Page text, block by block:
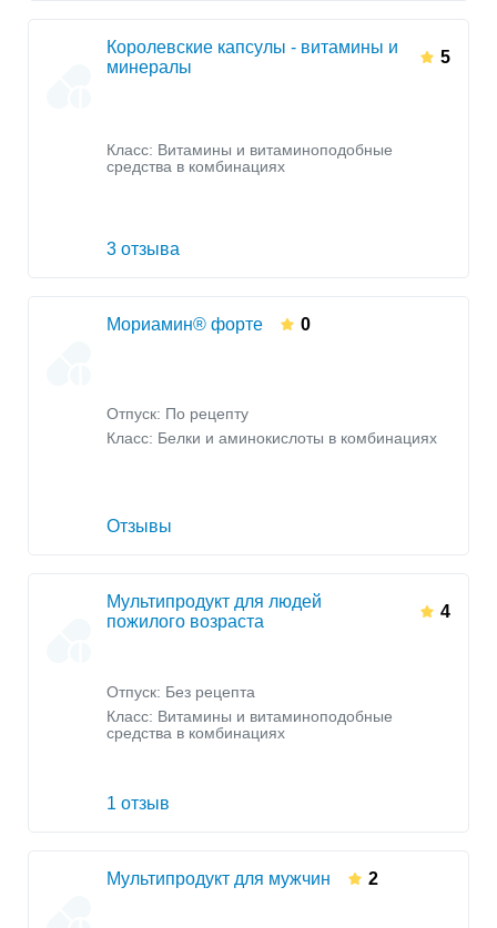
Королевские капсулы - витамины и
минералы
5
Класс: Витамины и витаминоподобные
средства в комбинациях
3 отзыва
Мориамин® форте 0
Отпуск: По рецепту
Класс: Белки и аминокислоты в комбинациях
Отзывы
Мультипродукт для людей
пожилого возраста
4
Отпуск: Без рецепта
Класс: Витамины и витаминоподобные
средства в комбинациях
1 отзыв
Мультипродукт для мужчин 2